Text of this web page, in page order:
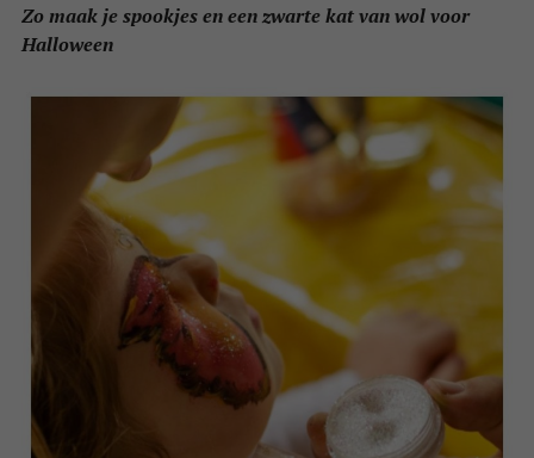
Zo maak je spookjes en een zwarte kat van wol voor
Halloween